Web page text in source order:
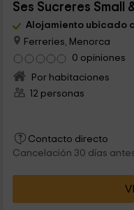
Ses Sucreres Small
Alojamiento ubicado a
Ferreries, Menorca
0 opiniones
Por habitaciones
12 personas
Contacto directo
Cancelación 30 días